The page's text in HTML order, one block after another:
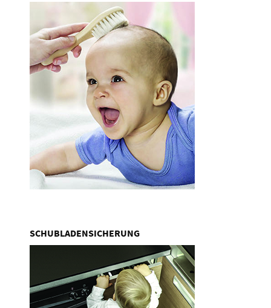
SCHUBLADENSICHERUNG